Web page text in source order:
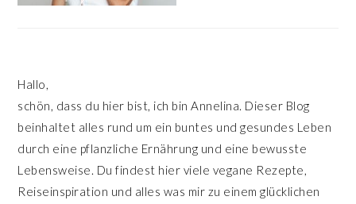
Hallo,
schön, dass du hier bist, ich bin Annelina. Dieser Blog
beinhaltet alles rund um ein buntes und gesundes Leben
durch eine pflanzliche Ernährung und eine bewusste
Lebensweise. Du findest hier viele vegane Rezepte,
Reiseinspiration und alles was mir zu einem glücklichen